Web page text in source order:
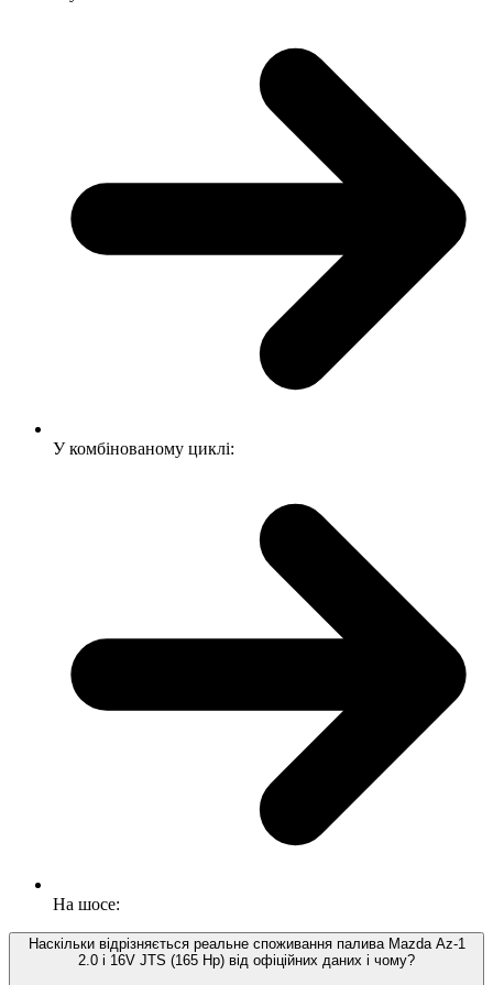
У комбінованому циклі:
На шосе:
Наскільки відрізняється реальне споживання палива Mazda Az-1
2.0 i 16V JTS (165 Hp) від офіційних даних і чому?